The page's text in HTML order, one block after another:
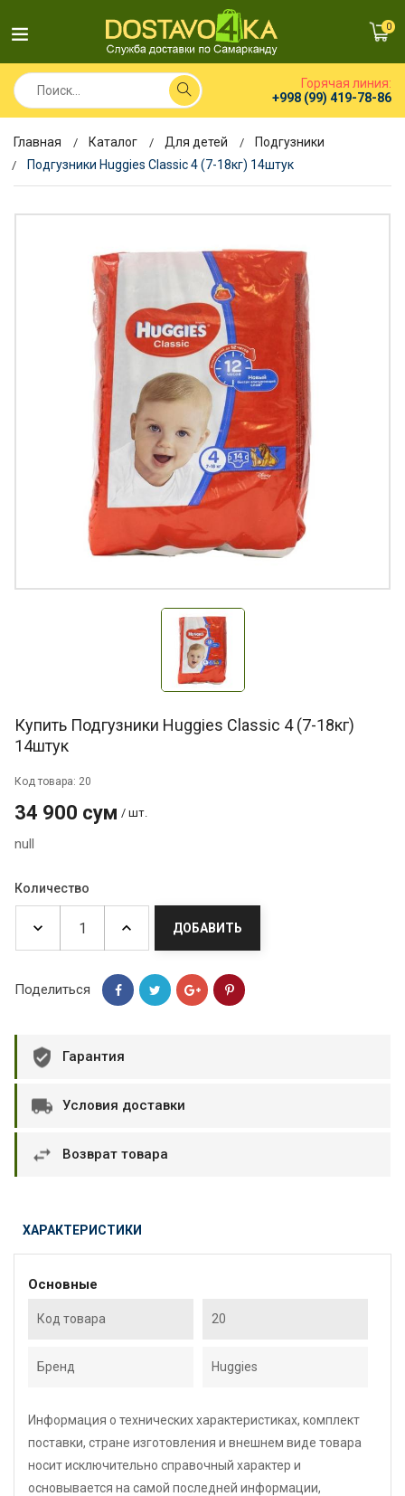
0
Горячая линия:
+998 (99) 419-78-86
Главная Каталог Для детей
Подгузники
Подгузники Huggies Classic 4 (7-18кг) 14штук
Купить Подгузники Huggies Classic 4 (7-18кг)
14штук
Код товара: 20
34 900 сум / шт.
null
Количество
ДОБАВИТЬ
Поделиться
Гарантия
Условия доставки
Возврат товара
ХАРАКТЕРИСТИКИ
Основные
Код товара 20
Бренд Huggies
Информация о технических характеристиках, комплект
поставки, стране изготовления и внешнем виде товара
носит исключительно справочный характер и
основывается на самой последней информации,